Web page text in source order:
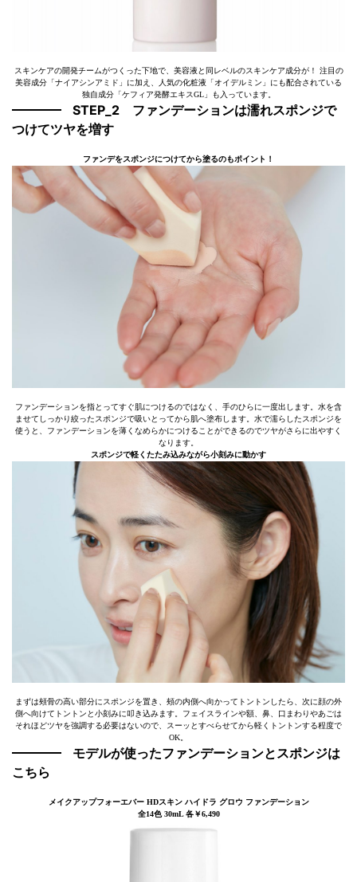
スキンケアの開発チームがつくった下地で、美容液と同レベルのスキンケア成分が！ 注目の
美容成分「ナイアシンアミド」に加え、人気の化粧液「オイデルミン」にも配合されている
独自成分「ケフィア発酵エキスGL」も入っています。
STEP_2 ファンデーションは濡れスポンジで
つけてツヤを増す
ファンデをスポンジにつけてから塗るのもポイント！
ファンデーションを指とってすぐ肌につけるのではなく、手のひらに一度出します。水を含
ませてしっかり絞ったスポンジで吸いとってから肌へ塗布します。水で濡らしたスポンジを
使うと、ファンデーションを薄くなめらかにつけることができるのでツヤがさらに出やすく
なります。
スポンジで軽くたたみ込みながら小刻みに動かす
まずは頰骨の高い部分にスポンジを置き、頰の内側へ向かってトントンしたら、次に顔の外
側へ向けてトントンと小刻みに叩き込みます。フェイスラインや額、鼻、口まわりやあごは
それほどツヤを強調する必要はないので、スーッとすべらせてから軽くトントンする程度で
OK。
モデルが使ったファンデーションとスポンジは
こちら
メイクアップフォーエバー HDスキン ハイドラ グロウ ファンデーション
全14色 30mL 各￥6,490